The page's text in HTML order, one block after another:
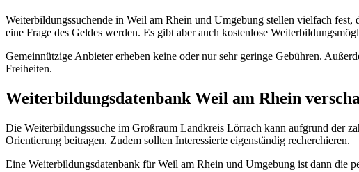
Weiterbildungssuchende in Weil am Rhein und Umgebung stellen vielfach
eine Frage des Geldes werden. Es gibt aber auch kostenlose
Gemeinnützige Anbieter erheben keine oder nur sehr geringe Gebühren.
Freiheiten.
Weiterbildungsdatenbank Weil am Rhein
Die Weiterbildungssuche im Großraum Landkreis Lörrach kann aufgrund der
Orientierung beitragen. Zudem sollten Interessierte eigenständig recherchieren.
Eine Weiterbildungsdatenbank für Weil am Rhein und Umgebung ist dann die